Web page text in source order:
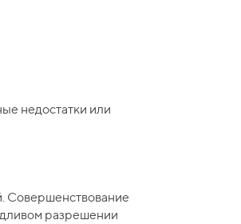
недостатки или
Совершенствование
разрешении